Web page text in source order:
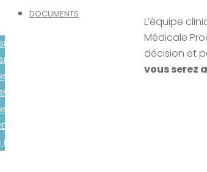
DOCUMENTS
RISQUES AMP
ZIKA
HYSTÉROSCOPIE
TABAC ET FERTILITÉ
ANESTHÉSIE AMP
INFORMATION INSÉMINATION
INFORMATION PRÉSERVATION FERTILITÉ FÉMININE
L’équipe
Médicale
décision et
vous serez